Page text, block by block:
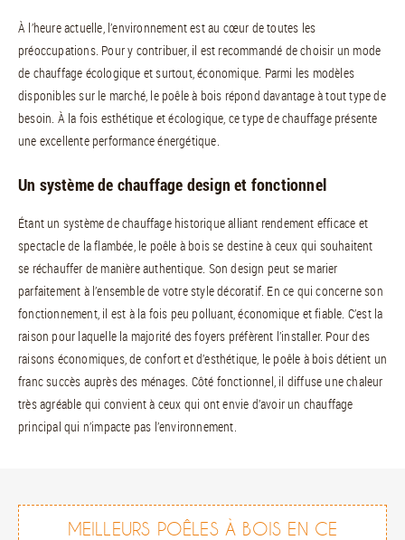
À l’heure actuelle, l’environnement est au cœur de toutes les
préoccupations. Pour y contribuer, il est recommandé de choisir un mode
de chauffage écologique et surtout, économique. Parmi les modèles
disponibles sur le marché, le poêle à bois répond davantage à tout type de
besoin. À la fois esthétique et écologique, ce type de chauffage présente
une excellente performance énergétique.
Un système de chauffage design et fonctionnel
Étant un système de chauffage historique alliant rendement efficace et
spectacle de la flambée, le poêle à bois se destine à ceux qui souhaitent
se réchauffer de manière authentique. Son design peut se marier
parfaitement à l’ensemble de votre style décoratif. En ce qui concerne son
fonctionnement, il est à la fois peu polluant, économique et fiable. C’est la
raison pour laquelle la majorité des foyers préfèrent l’installer. Pour des
raisons économiques, de confort et d’esthétique, le poêle à bois détient un
franc succès auprès des ménages. Côté fonctionnel, il diffuse une chaleur
très agréable qui convient à ceux qui ont envie d’avoir un chauffage
principal qui n’impacte pas l’environnement.
MEILLEURS POÊLES À BOIS EN CE